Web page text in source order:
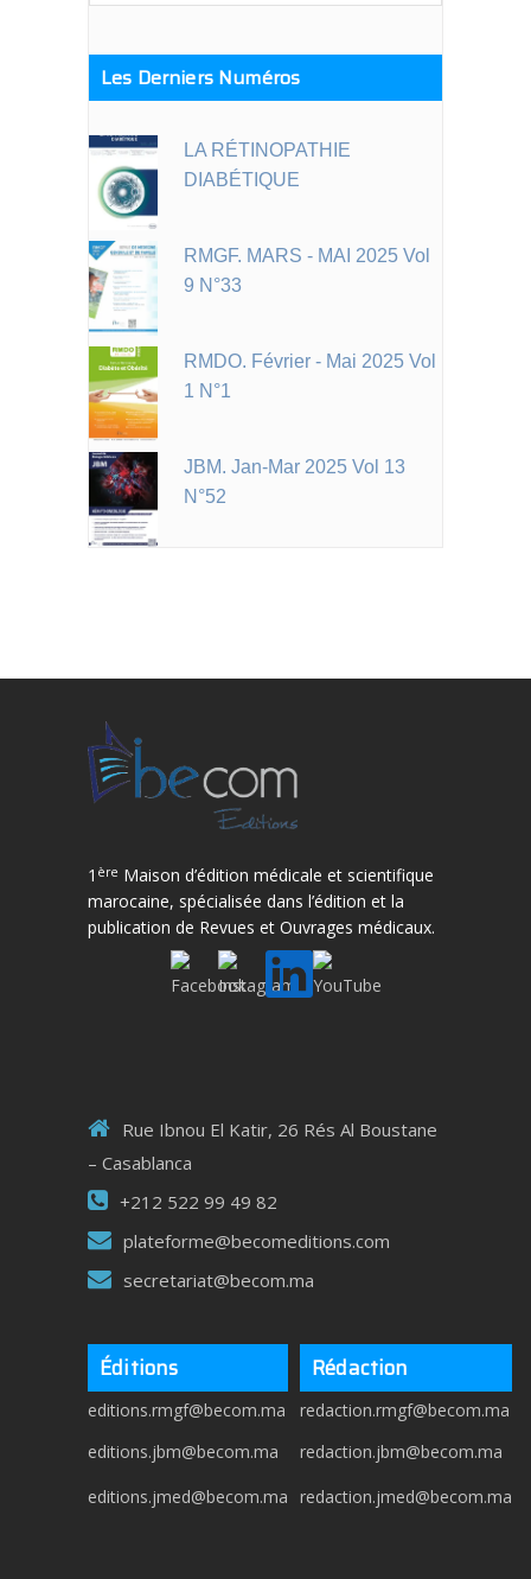
Les Derniers Numéros
LA RÉTINOPATHIE
DIABÉTIQUE
RMGF. MARS - MAI 2025 Vol
9 N°33
RMDO. Février - Mai 2025 Vol
1 N°1
JBM. Jan-Mar 2025 Vol 13
N°52
1 ère Maison d’édition médicale et scientifique
marocaine, spécialisée dans l’édition et la
publication de Revues et Ouvrages médicaux.
Rue Ibnou El Katir, 26 Rés Al Boustane
– Casablanca
+212 522 99 49 82
plateforme@becomeditions.com
secretariat@becom.ma
Éditions
editions.rmgf@becom.ma
editions.jbm@becom.ma
editions.jmed@becom.ma
Rédaction
redaction.rmgf@becom.ma
redaction.jbm@becom.ma
redaction.jmed@becom.ma